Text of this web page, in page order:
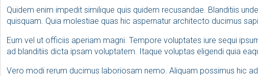
Quidem enim impedit similique quis quidem recusandae. Blanditiis
quisquam. Quia molestiae quas hic aspernatur architecto ducimus
Eum vel ut officiis aperiam magni. Tempore voluptates iure sequi
ad blanditiis dicta ipsam voluptatem. Itaque voluptas eligendi quia
Vero modi rerum ducimus laboriosam nemo. Aliquam possimus hic